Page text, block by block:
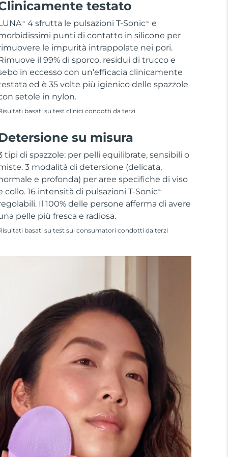
testato
TM 4 sfrutta le pulsazioni T-SonicTM
e
punti di contatto in silicone per
le impurità intrappolate nei pori.
il 99% di sporco, residui di trucco e
in eccesso con un’efficacia clinicamente
ed è 35 volte più igienico delle spazzole
setole in nylon.
basati su test clinici condotti da terzi
su misura
tipi di spazzole: per pelli equilibrate, sensibili o
3 modalità di detersione (delicata,
e profonda) per aree specifiche di viso
collo. 16 intensità di pulsazioni T-SonicTM
Il 100% delle persone afferma di avere
pelle più fresca e radiosa.
basati su test sui consumatori condotti da terzi